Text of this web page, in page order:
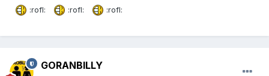
:rofl: :rofl: :rofl:
GORANBILLY